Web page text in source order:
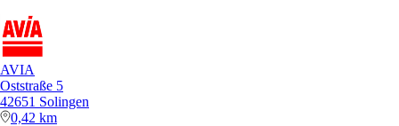
AVIA
Oststraße 5
42651 Solingen
0,42 km